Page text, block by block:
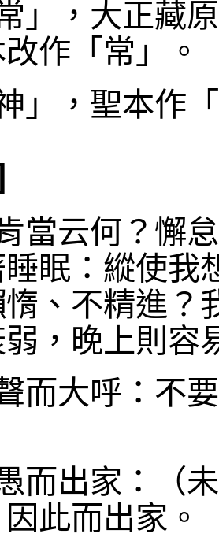
常」，大正藏
作「常」。
神」，聖本作
當云何？懈
睡眠：縱使我
、不精進？
，晚上則容
而大呼：不
而出家：（
此而出家。